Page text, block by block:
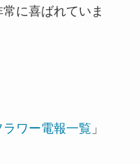
に喜ばれていま
ラワー電報一覧 」